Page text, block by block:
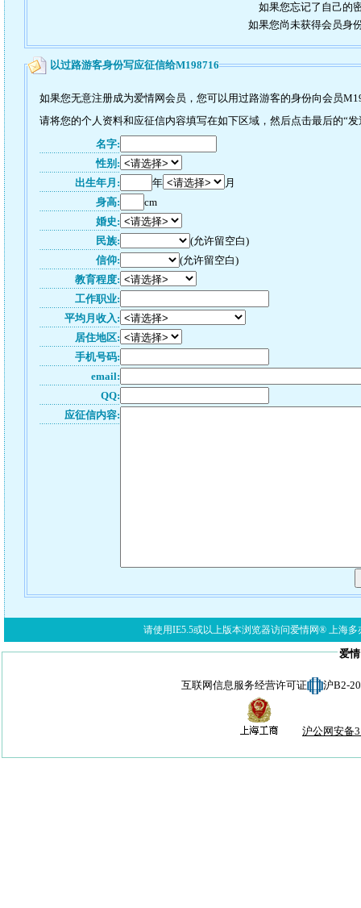
如果您忘记了自己的
如果您尚未获得会员身
以过路游客身份写应征信给M198716
如果您无意注册成为爱情网会员，您可以用过路游客的身份向会员
请将您的个人资料和应征信内容填写在如下区域，然后点击最后的“
名字:
性别:
出生年月:
年
月
身高:
cm
婚史:
民族:
(允许留空白)
信仰:
(允许留空白)
教育程度:
工作职业:
平均月收入:
居住地区:
手机号码:
email:
QQ:
应征信内容:
请使用IE5.5或以上版本浏览器访问爱情网® 上海多
爱
互联网信息服务经营许可证 沪B2-
沪公网安备